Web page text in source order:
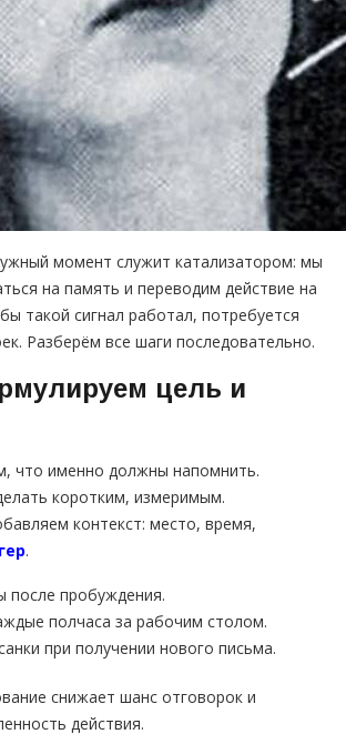
момент служит катализатором: мы
на память и переводим действие на
такой сигнал работал, потребуется
Разберём все шаги последовательно.
цель и
что именно должны напомнить.
коротким, измеримым.
контекст: место, время,
.
после пробуждения.
полчаса за рабочим столом.
при получении нового письма.
снижает шанс отговорок и
действия.